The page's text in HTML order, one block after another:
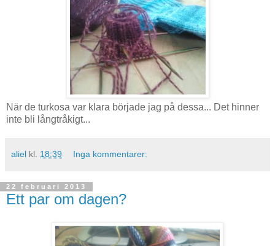
När de turkosa var klara började jag på dessa... Det hinner
inte bli långtråkigt...
aliel kl. 18:39 Inga kommentarer:
22 februari 2013
Ett par om dagen?